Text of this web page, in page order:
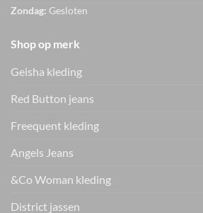
Zondag: Gesloten
Shop op merk
Geisha kleding
Red Button jeans
Freequent kleding
Angels Jeans
&Co Woman kleding
District jassen